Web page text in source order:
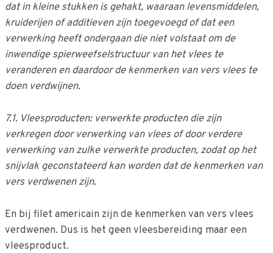
dat in kleine stukken is gehakt, waaraan levensmiddelen,
kruiderijen of additieven zijn toegevoegd of dat een
verwerking heeft ondergaan die niet volstaat om de
inwendige spierweefselstructuur van het vlees te
veranderen en daardoor de kenmerken van vers vlees te
doen verdwijnen.
7.1. Vleesproducten: verwerkte producten die zijn
verkregen door verwerking van vlees of door verdere
verwerking van zulke verwerkte producten, zodat op het
snijvlak geconstateerd kan worden dat de kenmerken van
vers verdwenen zijn.
En bij filet americain zijn de kenmerken van vers vlees
verdwenen. Dus is het geen vleesbereiding maar een
vleesproduct.